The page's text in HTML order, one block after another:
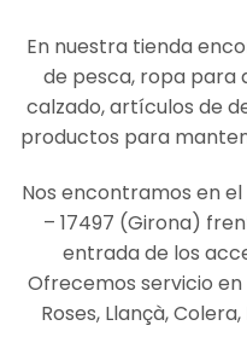
En nuestra tienda
de pesca, ropa para
calzado, artículos de
productos para
Nos encontramos en
– 17497 (Girona)
entrada de los
Ofrecemos servicio
Roses, Llançà,